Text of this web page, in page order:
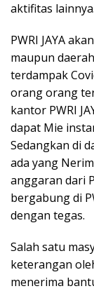
aktifitas lainnya.
PWRI JAYA
maupun
terdampak
orang orang
kantor PWRI
dapat Mie
Sedangkan di
ada yang
anggaran dari
bergabung di
dengan tegas.
Salah satu
keterangan
menerima